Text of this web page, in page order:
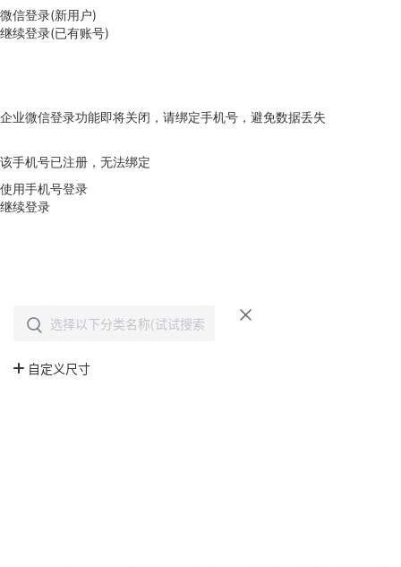
微信登录(新用户)
继续登录(已有账号)
企业微信登录功能即将关闭，请绑定手机号，避免数据丢失
该手机号已注册，无法绑定
使用手机号登录
继续登录